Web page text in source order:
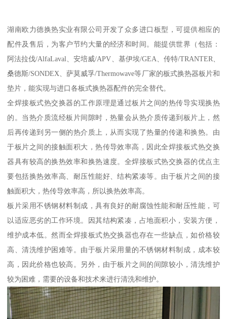
湖南欧力德换热实业有限公司开发了众多进口板型，可提供相应的
配件及售后，为客户节约大量的经济和时间。能提供世界（包括：
阿法拉伐/AlfaLaval、安培威/APV、基伊埃/GEA、传特/TRANTER、
桑德斯/SONDEX、萨莫威孚/Thermowave等厂家的板式换热器板片和
垫片，能实现与进口各板式换热器配件的完全替代。
全焊接板式热交换器的工作原理是通过板片之间的热传导实现换热
的。当热介质流经板片间隙时，热量会从热介质传递到板片上，然
后再传递到另一侧的热介质上，从而实现了热量的传递和换热。由
于板片之间的接触面积大，热传导效率高，因此全焊接板式热交换
器具有较高的换热效率和换热速度。全焊接板式热交换器的优点主
要包括换热效率高、耐压性能好、结构紧凑等。由于板片之间的接
触面积大，热传导效率高，所以换热效率高。
板片采用不锈钢材料制成，具有良好的耐腐蚀性能和耐压性能，可
以适应恶劣的工作环境。因其结构紧凑，占地面积小，安装方便，
维护成本低。然而全焊接板式热交换器也存在一些缺点，如价格较
高、清洗维护困难等。由于板片采用量的不锈钢材料制成，成本较
高，因此价格也较高。另外，由于板片之间的间隙较小，清洗维护
较为困难，需要的设备和技术来进行清洗和维护。